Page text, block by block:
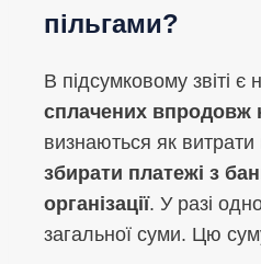
пільгами?
В підсумковому звіті є
сплачених впродовж
визнаються як
збирати платежі з
організації. У разі
загальної суми. Цю